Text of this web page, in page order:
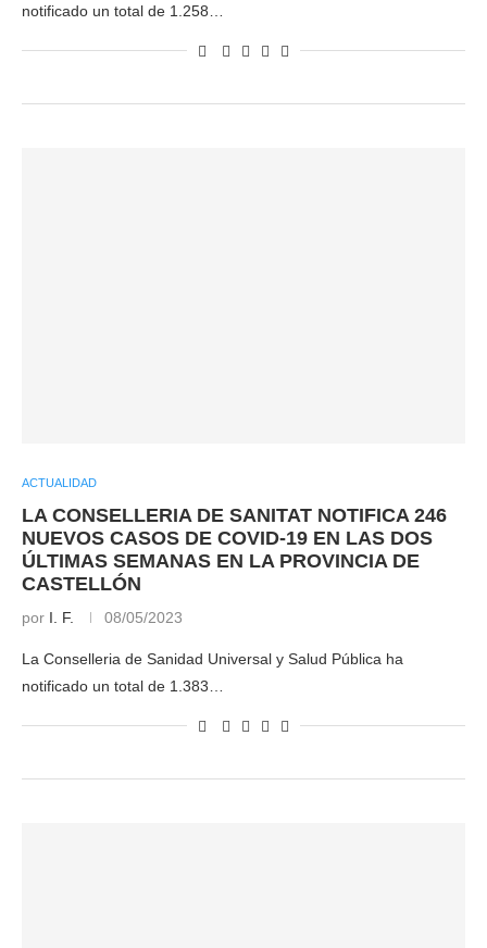
notificado un total de 1.258…
ACTUALIDAD
LA CONSELLERIA DE SANITAT NOTIFICA 246
NUEVOS CASOS DE COVID-19 EN LAS DOS
ÚLTIMAS SEMANAS EN LA PROVINCIA DE
CASTELLÓN
por I. F. 08/05/2023
La Conselleria de Sanidad Universal y Salud Pública ha
notificado un total de 1.383…